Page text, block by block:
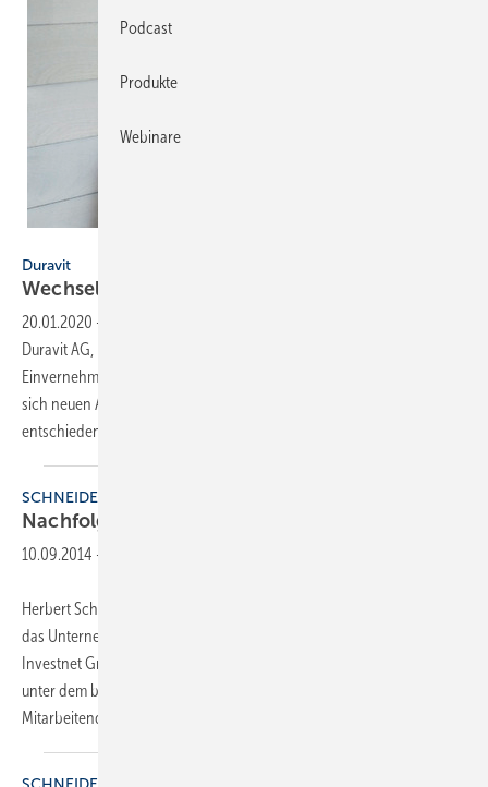
Duravit
Wechsel im
20.01.2020 -
Duravit AG, legt zum 30. Juni 2020 im besten gegenseitigen
Einvernehmen auf eigenen Wunsch sein Vorstandsamt nieder, um
sich neuen Aufgaben zu widmen. Die Nachfolge wird rechtzeitig
entschieden.
SCHNEIDER + CO
Nachfolge
10.09.2014 -
Herbert Schneider (67), Eigentümer der W. Schneider + Co AG, hat
das Unternehmen im Rahmen seiner Nachfolgeregelung an die
Investnet Gruppe verkauft. Investnet wird die W. Schneider + Co AG
unter dem bestehenden Namen selbstständig weiterführen. Alle 100
Mitarbeitenden in Langnau am
Podcast
Produkte
Webinare